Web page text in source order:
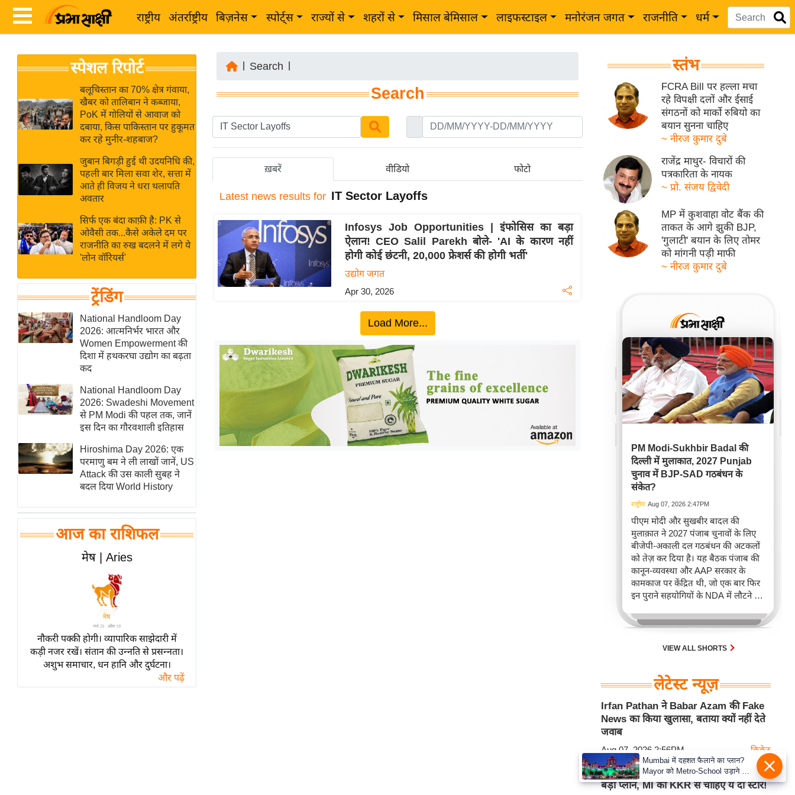
राष्ट्रीय अंतर्राष्ट्रीय बिज़नेस स्पोर्ट्स राज्यों से शहरों से मिसाल बेमिसाल लाइफस्टाइल मनोरंजन जगत राजनीति धर्म
News
Hindi
Hindi
Live
News in
Hindi
News
Hindi
Videos
ब
र
अंतर्राष्ट्रीय
बिज़नेस
उद्योग
विशेषज्ञ
राय
खेल
क्रिकेट
IPL
2026
मिसाल बेमिसाल
शख्सियत
यंग इंडिया
साहित्य जगत
ऑटो वर्ल्ड
न्यूज ब्रीफ
बॉलीवुड
हॉलीवुड
फिल्म समीक्षा
लाइफस्टाइल
टेक्नॉलॉजी
ब्यूटी/फैशन
घरेलू नुस्खे
स्पेशल रिपोर्ट
बलूचिस्तान का 70% क्षेत्र गंवाया,
खैबर को तालिबान ने कब्जाया,
PoK में गोलियों से आवाज को
दबाया, किस पाकिस्तान पर हुकूमत
कर रहे मुनीर-शहबाज?
जुबान बिगड़ी हुई थी उदयनिधि की,
पहली बार मिला सवा शेर, सत्ता में
आते ही विजय ने धरा थलापति
अवतार
सिर्फ एक बंदा काफ़ी है: PK से
ओवैसी तक...कैसे अकेले दम पर
राजनीति का रुख बदलने में लगे ये
'लोन वॉरियर्स'
ट्रेंडिंग
National Handloom Day
2026: आत्मनिर्भर भारत और
Women Empowerment की
दिशा में हथकरघा उद्योग का बढ़ता
कद
National Handloom Day
2026: Swadeshi Movement
से PM Modi की पहल तक, जानें
इस दिन का गौरवशाली इतिहास
Hiroshima Day 2026: एक
परमाणु बम ने ली लाखों जानें, US
Attack की उस काली सुबह ने
बदल दिया World History
आज का राशिफल
मेष | Aries
नौकरी पक्की होगी। व्यापारिक साझेदारी में
कड़ी नजर रखें। संतान की उन्नति से प्रसन्नता।
अशुभ समाचार, धन हानि और दुर्घटना।
और पढ़ें
Search
Search
ख़बरें वीडियो फोटो
Latest news results for IT Sector Layoffs
Infosys Job Opportunities | इंफोसिस का बड़ा
ऐलान! CEO Salil Parekh बोले- 'AI के कारण नहीं
होगी कोई छंटनी, 20,000 फ्रेशर्स की होगी भर्ती'
उद्योग जगत
Apr 30, 2026
Load More...
स्तंभ
FCRA Bill पर हल्ला मचा
रहे विपक्षी दलों और ईसाई
संगठनों को मार्को रुबियो का
बयान सुनना चाहिए
~ नीरज कुमार दुबे
राजेंद्र माथुर- विचारों की
पत्रकारिता के नायक
~ प्रो. संजय द्विवेदी
MP में कुशवाहा वोट बैंक की
ताकत के आगे झुकी BJP,
'गुलाटी' बयान के लिए तोमर
को मांगनी पड़ी माफी
~ नीरज कुमार दुबे
PM Modi-Sukhbir Badal की
दिल्ली में मुलाकात, 2027 Punjab
चुनाव में BJP-SAD गठबंधन के
संकेत?
राष्ट्रीय Aug 07, 2026 2:47PM
पीएम मोदी और सुखबीर बादल की
मुलाक़ात ने 2027 पंजाब चुनावों के लिए
बीजेपी-अकाली दल गठबंधन की अटकलों
को तेज़ कर दिया है। यह बैठक पंजाब की
कानून-व्यवस्था और AAP सरकार के
कामकाज पर केंद्रित थी, जो एक बार फिर
इन पुराने सहयोगियों के NDA में लौटने की
2022 और 2024 में अलग-अलग चुनाव
को देखते हुए।VIEW ALL SHORTS
लेटेस्ट न्यूज़
Irfan Pathan ने Babar Azam की Fake
News का किया खुलासा, बताया क्यों नहीं देते
जवाब
Aug 07, 2026 2:56PM क्रिकेट
Hardik Pandya ट्रेड पर R Ashwin का
बड़ा प्लान, MI को KKR से चाहिए ये दो स्टार!
Mumbai में दहशत फैलाने का प्लान?
Mayor को Metro-School उड़ाने की
धमकी